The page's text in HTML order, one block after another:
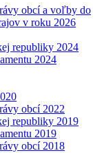
obcí a voľby do
v roku 2026
republiky 2024
2024
obcí 2022
republiky 2019
2019
obcí 2018